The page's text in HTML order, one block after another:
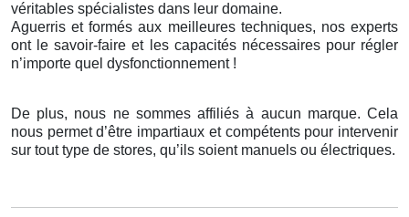
véritables spécialistes dans leur domaine.
Aguerris et formés aux meilleures techniques, nos experts
ont le savoir-faire et les capacités nécessaires pour régler
n’importe quel dysfonctionnement !
De plus, nous ne sommes affiliés à aucun marque. Cela
nous permet d’être impartiaux et compétents pour intervenir
sur tout type de stores, qu’ils soient manuels ou électriques.